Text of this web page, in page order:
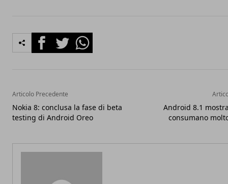
FacebookTwitterWhatsapp
Articolo Precedente
Nokia 8: conclusa la fase di beta
testing di Android Oreo
Android 8.1
consumano